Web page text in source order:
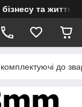
та життя
до